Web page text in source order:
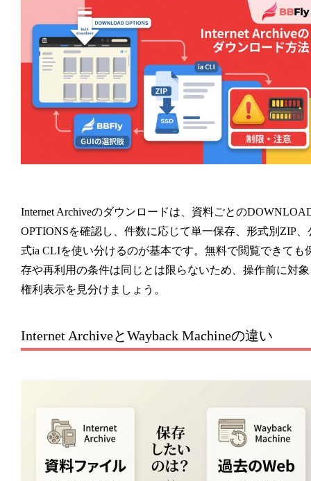
Internet Archiveのダウンロードは、資料ごとの
OPTIONSを確認し、件数に応じて単一保存、形式別ZIP、
式ia CLIを使い分けるのが基本です。無料で閲覧できても
存や再利用の条件は同じとは限らないため、操作前に対
権利表示を見分けましょう。
Internet ArchiveとWayback Machineの違い